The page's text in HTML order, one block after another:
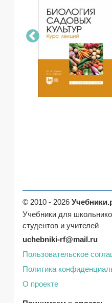
© 2010 - 2026
Учебники для
студентов и учителей
uchebniki-rf@mail.ru
Пользовательское
Политика
О проекте